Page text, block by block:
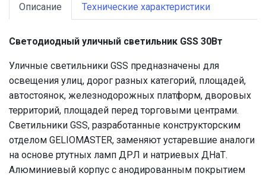
Описание Технические характеристики
Светодиодный уличный светильник GSS 30Вт
Уличные светильники GSS предназначены для
освещения улиц, дорог разных категорий, площадей,
автостоянок, железнодорожных платформ, дворовых
территорий, площадей перед торговыми центрами.
Светильники GSS, разработанные конструкторским
отделом GELIOMASTER, заменяют устаревшие аналоги
на основе ртутных ламп ДРЛ и натриевых ДНаТ.
Алюминиевый корпус с анодированным покрытием